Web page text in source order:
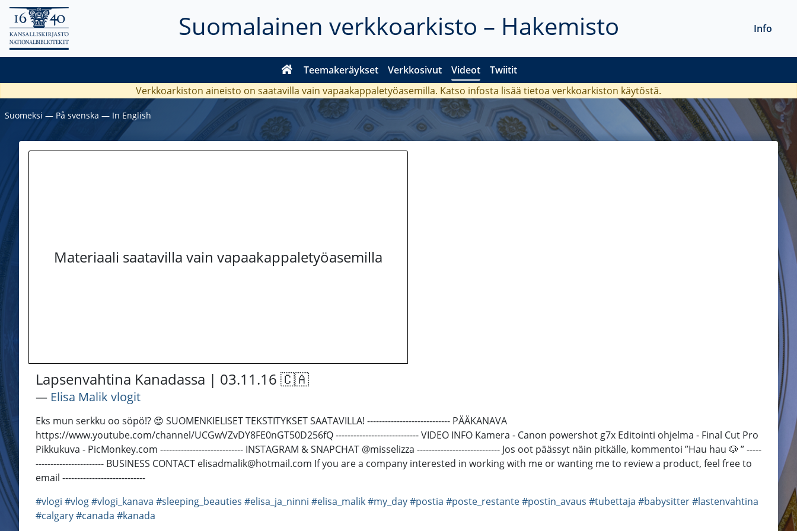
Suomalainen verkkoarkisto – Hakemisto
Teemakeräykset Verkkosivut Videot Twiitit
Info
Verkkoarkiston aineisto on saatavilla vain vapaakappaletyöasemilla. Katso infosta lisää tietoa verkkoarkiston käytöstä.
Suomeksi ― På svenska ― In English
Materiaali saatavilla vain vapaakappaletyöasemilla
Lapsenvahtina Kanadassa | 03.11.16 🇨🇦
― Elisa Malik vlogit
Eks mun serkku oo söpö!? 😍 SUOMENKIELISET TEKSTITYKSET SAATAVILLA! ---------------------------- PÄÄKANAVA
https://www.youtube.com/channel/UCGwVZvDY8FE0nGT50D256fQ ---------------------------- VIDEO INFO Kamera - Canon powershot g7x Editointi ohjelma - Final Cut Pro
Pikkukuva - PicMonkey.com ---------------------------- INSTAGRAM & SNAPCHAT @misselizza ---------------------------- Jos oot päässyt näin pitkälle, kommentoi ”Hau hau 🐶 ” -----
----------------------- BUSINESS CONTACT elisadmalik@hotmail.com If you are a company interested in working with me or wanting me to review a product, feel free to
email ----------------------------
#vlogi #vlog#vlogi_kanava #sleeping_beauties #elisa_ja_ninni #elisa_malik#my_day#postia #poste_restante#postin_avaus #tubettaja #babysitter#lastenvahtina
#calgary#canada #kanada